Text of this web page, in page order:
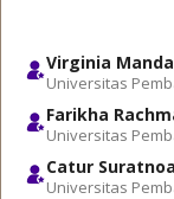
Virginia
Universitas
Farikha
Universitas
Catur
Universitas